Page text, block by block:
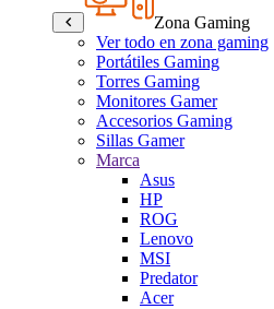
Zona Gaming
Ver todo en zona gaming
Portátiles Gaming
Torres Gaming
Monitores Gamer
Accesorios Gaming
Sillas Gamer
Marca
Asus
HP
ROG
Lenovo
MSI
Predator
Acer